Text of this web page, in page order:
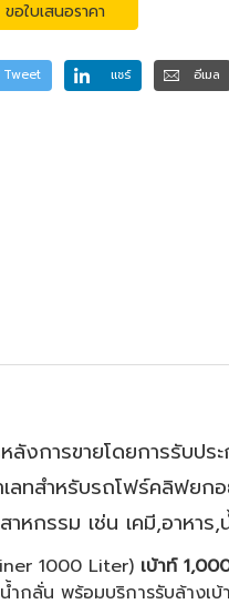
ขอใบเสนอราคา
Tweet แชร์ อีเมล
การขายโดยการรับประ
ลทสำหรับรถโฟร์คลิฟยก
าหกรรม เช่น เคมี,อาหาร,
1000 Liter) เบ้าท์
ำกลั่น พร้อมบริการรับล้างเบ้